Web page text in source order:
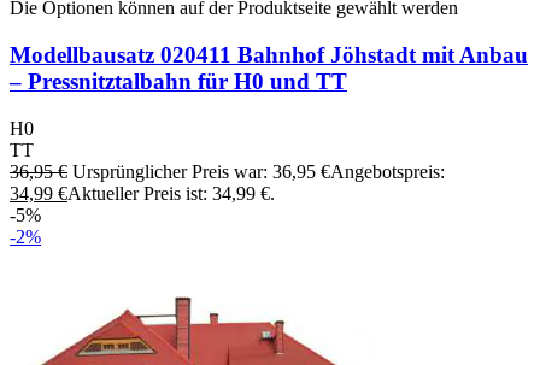
Die Optionen können auf der Produktseite gewählt werden
Modellbausatz 020411 Bahnhof Jöhstadt mit Anbau
– Pressnitztalbahn für H0 und TT
H0
TT
36,95€ Ursprünglicher Preis war: 36,95 €Angebotspreis:
34,99 €Aktueller Preis ist: 34,99 €.
-5%
-2%